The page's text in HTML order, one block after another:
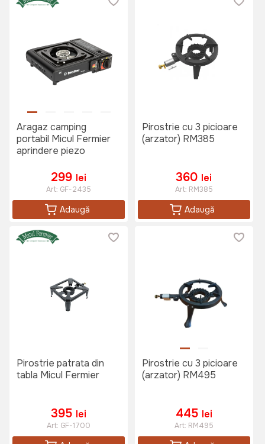
Aragaz camping
portabil Micul Fermier
aprindere piezo
299 lei
Art: GF-2435
Adaugă
Pirostrie cu 3 picioare
(arzator) RM385
360 lei
Art: RM385
Adaugă
Pirostrie patrata din
tabla Micul Fermier
395 lei
Art: GF-1700
Pirostrie cu 3 picioare
(arzator) RM495
445 lei
Art: RM495